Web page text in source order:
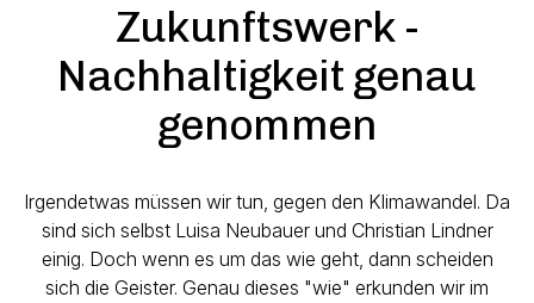
Zukunftswerk -
Nachhaltigkeit genau
genommen
Irgendetwas müssen wir tun, gegen den Klimawandel. Da
sind sich selbst Luisa Neubauer und Christian Lindner
einig. Doch wenn es um das wie geht, dann scheiden
sich die Geister. Genau dieses "wie" erkunden wir im